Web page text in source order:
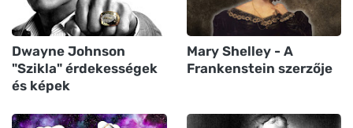
Dwayne Johnson
"Szikla" érdekességek
és képek
Mary Shelley - A
Frankenstein szerzője